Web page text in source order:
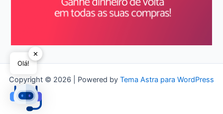
Copyright © 2026 | Powered by Tema Astra para WordPress
✕
Olá!